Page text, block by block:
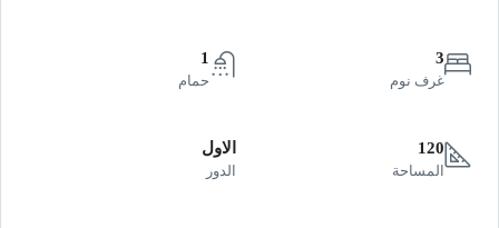
3
غرف نوم
1
حمام
120
المساحة
الاول
الدور